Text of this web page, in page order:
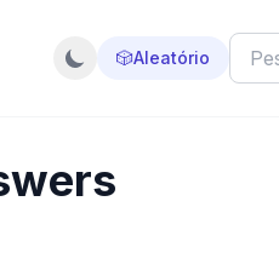
🎲Aleatório